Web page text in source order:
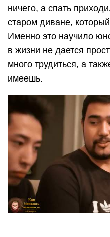
ничего, а спать
старом диване,
Именно это научило
в жизни не дается
много трудиться, а
имеешь.